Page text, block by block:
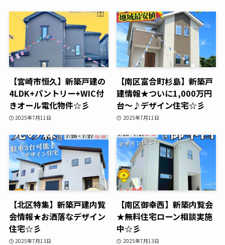
【宮崎市恒久】新築戸建の
4LDK+パントリー+WIC付
きオール電化物件☆彡
2025年7月11日
【南区富合町杉島】新築戸
建情報★ついに1,000万円
台～♪デザイン住宅☆彡
2025年7月11日
【北区特集】新築戸建内覧
会情報★お洒落なデザイン
住宅☆彡
2025年7月13日
【南区御幸西】新築内覧会
★無料住宅ローン相談実施
中☆彡
2025年7月13日